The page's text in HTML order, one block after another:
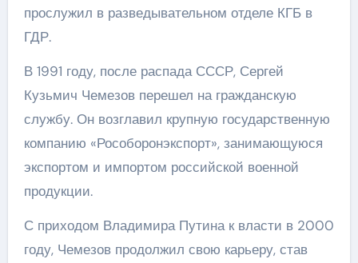
прослужил в разведывательном отделе КГБ в
ГДР.
В 1991 году, после распада СССР, Сергей
Кузьмич Чемезов перешел на гражданскую
службу. Он возглавил крупную государственную
компанию «Рособоронэкспорт», занимающуюся
экспортом и импортом российской военной
продукции.
С приходом Владимира Путина к власти в 2000
году, Чемезов продолжил свою карьеру, став